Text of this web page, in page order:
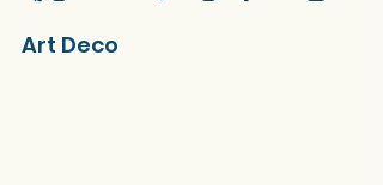
Art Deco